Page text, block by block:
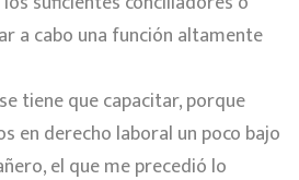
a cabo una función altamente
tiene que capacitar, porque
en derecho laboral un poco bajo
el que me precedió lo